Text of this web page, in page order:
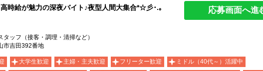
時給が魅力の深夜バイト♪夜型人間大集合*☆彡･.｡ 応募画面へ進
タッフ（接客・調理・清掃など）
市吉田392番地
大学生歓迎 主婦・主夫歓迎 フリーター歓迎
ミドル（40代～）活躍中